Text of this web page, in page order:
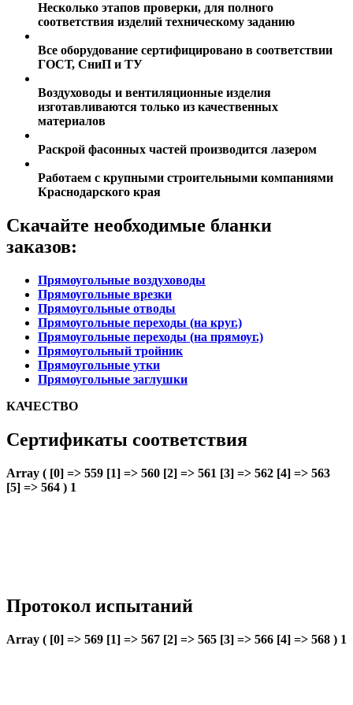
Несколько этапов проверки, для полного
соответствия изделий техническому заданию
Все оборудование сертифицировано в соответствии
ГОСТ, СниП и ТУ
Воздуховоды и вентиляционные изделия
изготавливаются только из качественных
материалов
Раскрой фасонных частей производится лазером
Работаем с крупными строительными компаниями
Краснодарского края
Скачайте необходимые бланки
заказов:
Прямоугольные воздуховоды
Прямоугольные врезки
Прямоугольные отводы
Прямоугольные переходы (на круг.)
Прямоугольные переходы (на прямоуг.)
Прямоугольный тройник
Прямоугольные утки
Прямоугольные заглушки
КАЧЕСТВО
Сертификаты соответствия
Array ( [0] => 559 [1] => 560 [2] => 561 [3] => 562 [4] => 563
[5] => 564 ) 1
Протокол испытаний
Array ( [0] => 569 [1] => 567 [2] => 565 [3] => 566 [4] => 568 ) 1